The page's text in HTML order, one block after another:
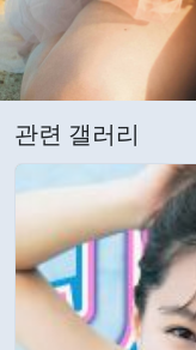
관련 갤러리